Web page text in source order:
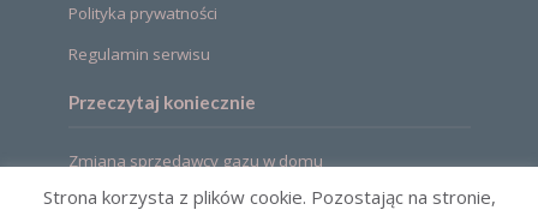
Polityka prywatności
Regulamin serwisu
Przeczytaj koniecznie
Zmiana sprzedawcy gazu w domu
Strona korzysta z plików cookie. Pozostając na stronie,